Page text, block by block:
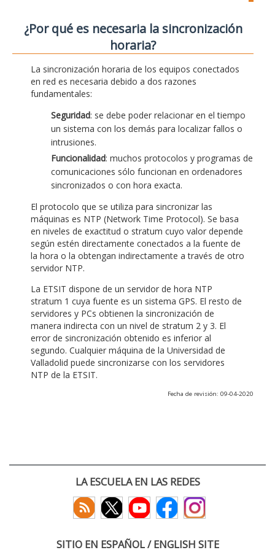
¿Por qué es necesaria la sincronización
horaria?
La sincronización horaria de los equipos conectados
en red es necesaria debido a dos razones
fundamentales:
Seguridad: se debe poder relacionar en el tiempo
un sistema con los demás para localizar fallos o
intrusiones.
Funcionalidad: muchos protocolos y programas de
comunicaciones sólo funcionan en ordenadores
sincronizados o con hora exacta.
El protocolo que se utiliza para sincronizar las
máquinas es NTP (Network Time Protocol). Se basa
en niveles de exactitud o stratum cuyo valor depende
según estén directamente conectados a la fuente de
la hora o la obtengan indirectamente a través de otro
servidor NTP.
La ETSIT dispone de un servidor de hora NTP
stratum 1 cuya fuente es un sistema GPS. El resto de
servidores y PCs obtienen la sincronización de
manera indirecta con un nivel de stratum 2 y 3. El
error de sincronización obtenido es inferior al
segundo. Cualquier máquina de la Universidad de
Valladolid puede sincronizarse con los servidores
NTP de la ETSIT.
Fecha de revisión: 09-04-2020
LA ESCUELA EN LAS REDES
SITIO EN ESPAÑOL / ENGLISH SITE